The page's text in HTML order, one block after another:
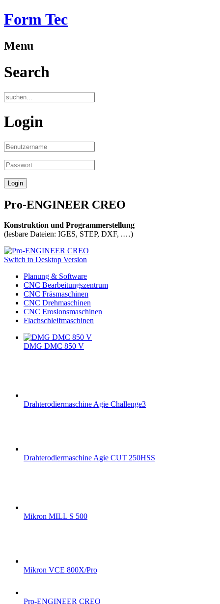
Form Tec
Menu
Search
Login
Pro-ENGINEER CREO
Konstruktion und Programmerstellung
(lesbare Dateien: IGES, STEP, DXF, .…)
Switch to Desktop Version
Planung & Software
CNC Bearbeitungszentrum
CNC Fräsmaschinen
CNC Drehmaschinen
CNC Erosionsmaschinen
Flachschleifmaschinen
DMG DMC 850 V
Drahterodiermaschine Agie Challenge3
Drahterodiermaschine Agie CUT 250HSS
Mikron MILL S 500
Mikron VCE 800X/Pro
Pro-ENGINEER CREO